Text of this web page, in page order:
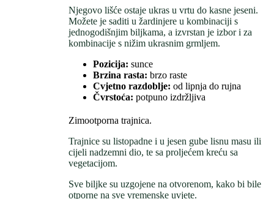
Njegovo lišće ostaje ukras u vrtu do kasne jeseni.
Možete je saditi u žardinjere u kombinaciji s
jednogodišnjim biljkama, a izvrstan je izbor i za
kombinacije s nižim ukrasnim grmljem.
Pozicija: sunce
Brzina rasta: brzo raste
Cvjetno razdoblje: od lipnja do rujna
Čvrstoća: potpuno izdržljiva
Zimootporna trajnica.
Trajnice su listopadne i u jesen gube lisnu masu ili
cijeli nadzemni dio, te sa proljećem kreću sa
vegetacijom.
Sve biljke su uzgojene na otvorenom, kako bi bile
otporne na sve vremenske uvjete.